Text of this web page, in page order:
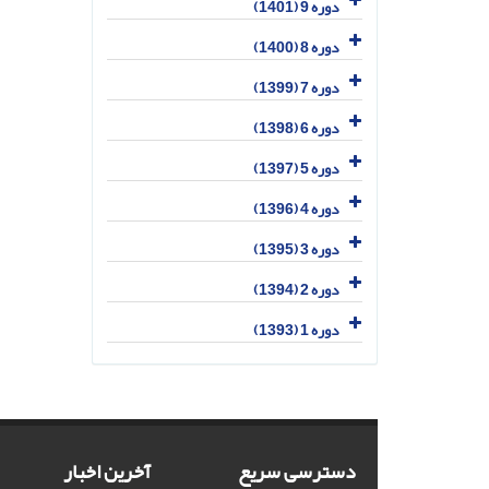
دوره 9 (1401)
دوره 8 (1400)
دوره 7 (1399)
دوره 6 (1398)
دوره 5 (1397)
دوره 4 (1396)
دوره 3 (1395)
دوره 2 (1394)
دوره 1 (1393)
دسترسی سریع آخرین اخبار